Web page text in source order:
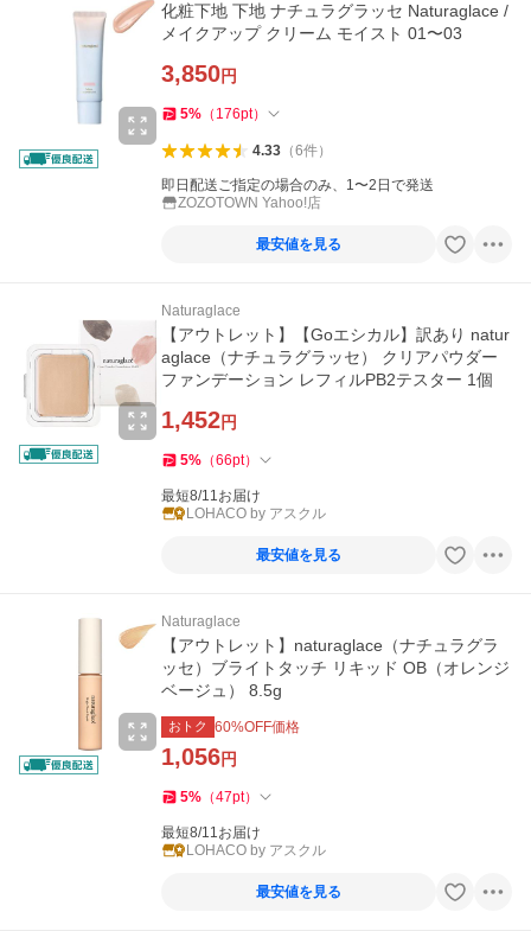
化粧下地 下地 ナチュラグラッセ Naturaglace /
メイクアップ クリーム モイスト 01〜03
3,850円
5% （ 176pt）
4.33（6件）
即日配送ご指定の場合のみ、1〜2日で発送
ZOZOTOWN Yahoo!店
最安値を見る
Naturaglace
【アウトレット】【Goエシカル】訳あり natur
aglace（ナチュラグラッセ） クリアパウダー
ファンデーション レフィルPB2テスター 1個
1,452円
5% （66pt）
最短8/11お届け
LOHACO by アスクル
最安値を見る
Naturaglace
【アウトレット】naturaglace（ナチュラグラ
ッセ）ブライトタッチ リキッド OB（オレンジ
ベージュ） 8.5g
おトク 60%OFF価格
1,056円
5% （47pt）
最短8/11お届け
LOHACO by アスクル
最安値を見る